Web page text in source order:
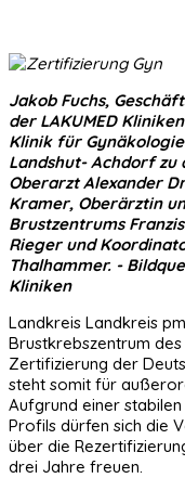
Jakob Fuchs,
der LAKUMED
Klinik für
Landshut- Achdorf zu
Oberarzt Alexander
Kramer, Oberärztin
Brustzentrums
Rieger und
Thalhammer. -
Kliniken
Landkreis Landkreis
Brustkrebszentrum
Zertifizierung der
steht somit für
Aufgrund einer
Profils dürfen sich die
über die
drei Jahre freuen.